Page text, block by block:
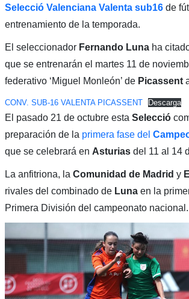
Selecció Valenciana Valenta sub16 de
entrenamiento de la temporada.
El seleccionador Fernando Lunaha
que se entrenarán el martes 11 de
federativo ‘Miguel Monleón’ de Picassent
CONV. SUB-16 VALENTA PICASSENT Descarga
El pasado 21 de octubre esta Selecció
preparación de la primera fase del
que se celebrará en Asturiasdel 11 al 14
La anfitriona, la Comunidad de Madrid y
rivales del combinado de Lunaen la
Primera División del campeonato nacional.